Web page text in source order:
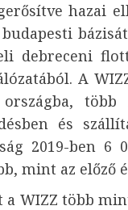
hazai
debreceni
A
és
2019-ben 6
mint az előző
WIZZ több